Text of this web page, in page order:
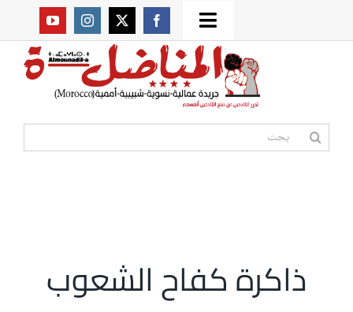
to
Toggle
Navigation
من نحن؟
مقالات
البحث
ذاكرة كفاح الشعوب